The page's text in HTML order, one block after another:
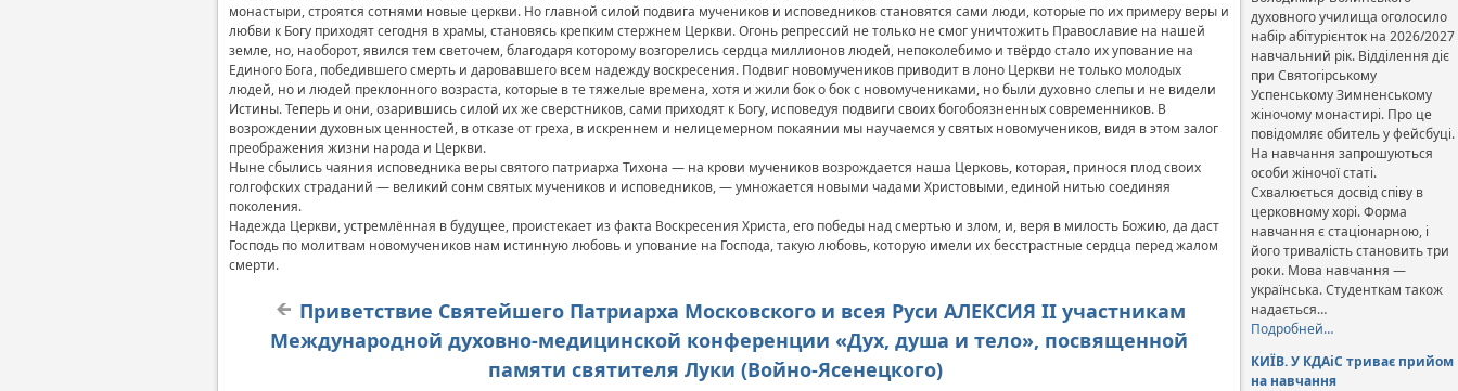
монастыри, строятся сотнями новые церкви. Но главной силой подвига мучеников и исповедников становятся сами люди, которые по их примеру веры и
любви к Богу приходят сегодня в храмы, становясь крепким стержнем Церкви. Огонь репрессий не только не смог уничтожить Православие на нашей
земле, но, наоборот, явился тем светочем, благодаря которому возгорелись сердца миллионов людей, непоколебимо и твёрдо стало их упование на
Единого Бога, победившего смерть и даровавшего всем надежду воскресения. Подвиг новомучеников приводит в лоно Церкви не только молодых
людей, но и людей преклонного возраста, которые в те тяжелые времена, хотя и жили бок о бок с новомучениками, но были духовно слепы и не видели
Истины. Теперь и они, озарившись силой их же сверстников, сами приходят к Богу, исповедуя подвиги своих богобоязненных современников. В
возрождении духовных ценностей, в отказе от греха, в искреннем и нелицемерном покаянии мы научаемся у святых новомучеников, видя в этом залог
преображения жизни народа и Церкви.
Ныне сбылись чаяния исповедника веры святого патриарха Тихона — на крови мучеников возрождается наша Церковь, которая, принося плод своих
голгофских страданий — великий сонм святых мучеников и исповедников, — умножается новыми чадами Христовыми, единой нитью соединяя
поколения.
Надежда Церкви, устремлённая в будущее, проистекает из факта Воскресения Христа, его победы над смертью и злом, и, веря в милость Божию, да даст
Господь по молитвам новомучеников нам истинную любовь и упование на Господа, такую любовь, которую имели их бесстрастные сердца перед жалом
смерти.
Приветствие Святейшего Патриарха Московского и всея Руси АЛЕКСИЯ II участникам
Международной духовно-медицинской конференции «Дух, душа и тело», посвященной
памяти святителя Луки (Войно-Ясенецкого)
духовного училища оголосило
набір абітурієнток на 2026/2027
навчальний рік. Відділення діє
при Святогірському
Успенському Зимненському
жіночому монастирі. Про це
повідомляє обитель у фейсбуці.
На навчання запрошуються
особи жіночої статі.
Схвалюється досвід співу в
церковному хорі. Форма
навчання є стаціонарною, і
його тривалість становить три
роки. Мова навчання —
українська. Студенткам також
надається…
Подробней…
КИЇВ. У КДАіС триває прийом
на навчання